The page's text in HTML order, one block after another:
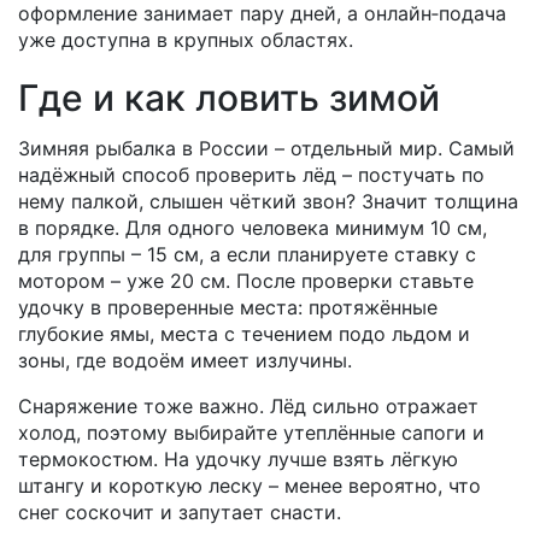
оформление занимает пару дней, а онлайн‑подача
уже доступна в крупных областях.
Где и как ловить зимой
Зимняя рыбалка в России – отдельный мир. Самый
надёжный способ проверить лёд – постучать по
нему палкой, слышен чёткий звон? Значит толщина
в порядке. Для одного человека минимум 10 см,
для группы – 15 см, а если планируете ставку с
мотором – уже 20 см. После проверки ставьте
удочку в проверенные места: протяжённые
глубокие ямы, места с течением подо льдом и
зоны, где водоём имеет излучины.
Снаряжение тоже важно. Лёд сильно отражает
холод, поэтому выбирайте утеплённые сапоги и
термокостюм. На удочку лучше взять лёгкую
штангу и короткую леску – менее вероятно, что
снег соскочит и запутает снасти.